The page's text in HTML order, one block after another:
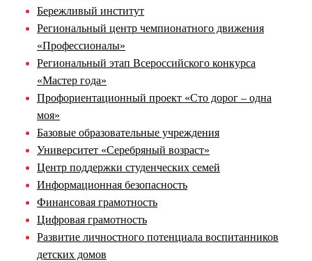
Бережливый институт
Региональный центр чемпионатного движения
«Профессионалы»
Региональный этап Всероссийского конкурса
«Мастер года»
Профориентационный проект «Сто дорог – одна
моя»
Базовые образовательные учреждения
Университет «Серебряный возраст»
Центр поддержки студенческих семей
Информационная безопасность
Финансовая грамотность
Цифровая грамотность
Развитие личностного потенциала воспитанников
детских домов